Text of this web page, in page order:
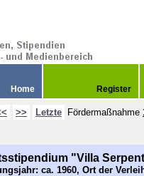
Home Register
>> Letzte Fördermaßnahme
"Villa
ca. 1960, Ort der